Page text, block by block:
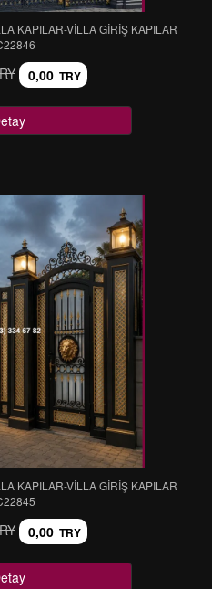
KAPILAR-VİLLA GİRİŞ KAPILAR
0,00 TRY
KAPILAR-VİLLA GİRİŞ KAPILAR
0,00 TRY